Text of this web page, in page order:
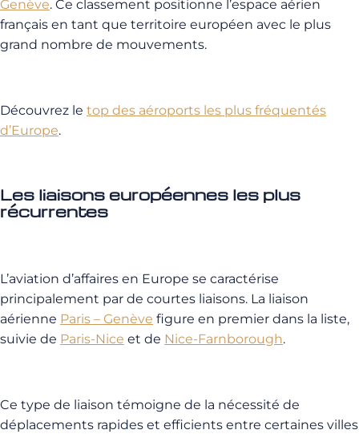
Genève. Ce classement positionne l’espace aérien
français en tant que territoire européen avec le plus
grand nombre de mouvements.
Découvrez le top des aéroports les plus fréquentés
d’Europe.
Les liaisons européennes les plus
récurrentes
L’aviation d’affaires en Europe se caractérise
principalement par de courtes liaisons. La liaison
aérienne Paris – Genève figure en premier dans la liste,
suivie de Paris-Nice et de Nice-Farnborough.
Ce type de liaison témoigne de la nécessité de
déplacements rapides et efficients entre certaines villes